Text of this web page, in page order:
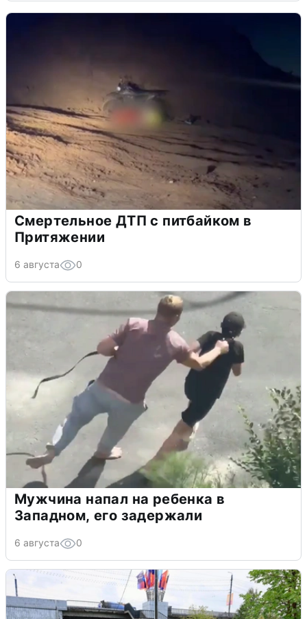
Смертельное ДТП с питбайком в
Притяжении
6 августа 0
Мужчина напал на ребенка в
Западном, его задержали
6 августа 0